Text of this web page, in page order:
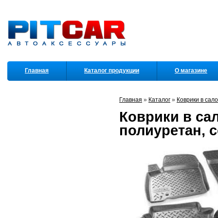
Главная » Каталог » Коврики в
Коврики в
полиуретан,
Главная Каталог продукции О магазине